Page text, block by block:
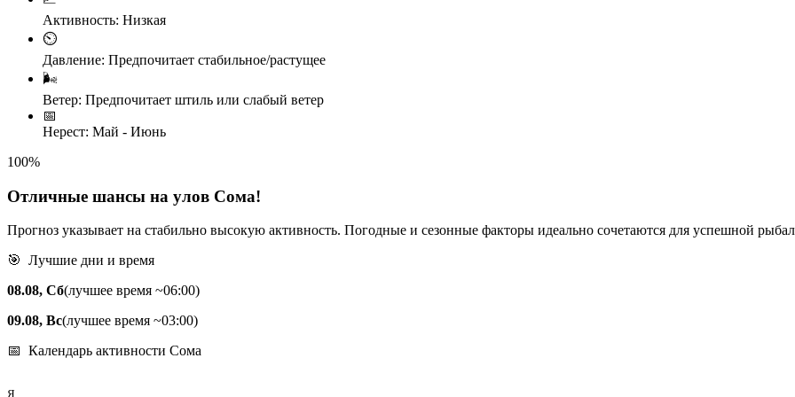
Активность: Низкая
⏲️
Давление: Предпочитает стабильное/растущее
🌬️
Ветер: Предпочитает штиль или слабый ветер
📅
Нерест: Май - Июнь
100%
Отличные шансы на улов Сома!
Прогноз указывает на стабильно высокую активность. Погодные и сезонные факторы идеально сочетаются для успешной
🎯 Лучшие дни и время
08.08, Сб(лучшее время ~06:00)
09.08, Вс(лучшее время ~03:00)
📅 Календарь активности Сома
Я